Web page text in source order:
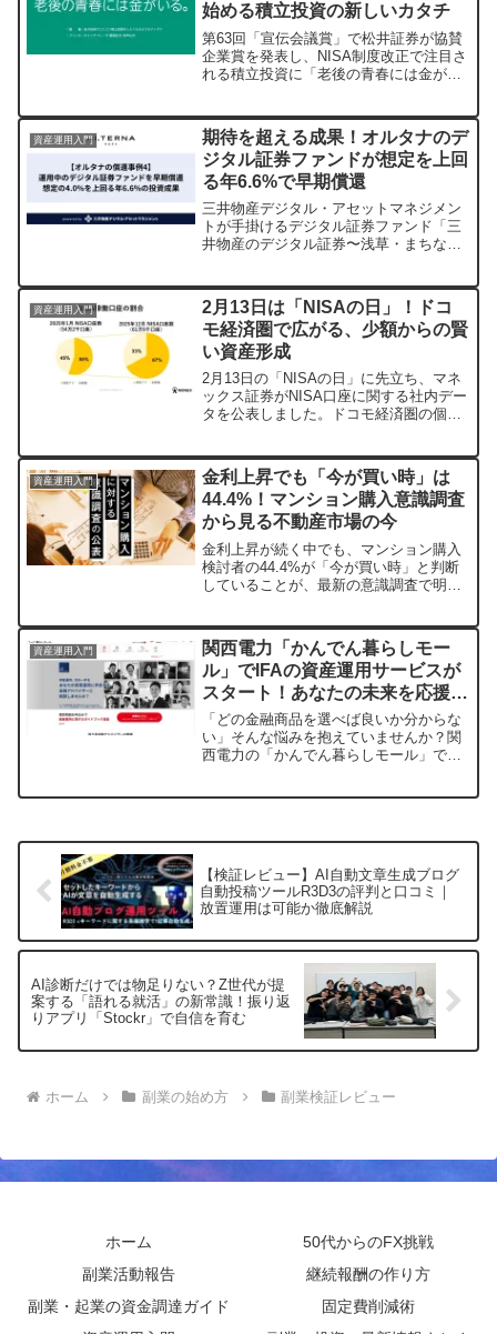
始める積立投資の新しいカタチ
第63回「宣伝会議賞」で松井証券が協賛
企業賞を発表し、NISA制度改正で注目さ
れる積立投資に「老後の青春には金がい
ブな資産形成の考え方と、松井証券が提
供する手軽でお得な積立投資サービスに
ついて詳しくご紹介します。
資産運用入門
期待を超える成果！オルタナのデ
ジタル証券ファンドが想定を上回
る年6.6%で早期償還
三井物産デジタル・アセットマネジメン
トが手掛けるデジタル証券ファンド「三
井物産のデジタル証券〜浅草・まちなか
た。スマートフォンで手軽に始められる
個人向け資産運用サービス
「ALTERNA（オルタナ）」は、デジタル
証券を活用し、安定的な資産形成をサポ
ートします。
資産運用入門
2月13日は「NISAの日」！ドコ
モ経済圏で広がる、少額からの賢
い資産形成
2月13日の「NISAの日」に先立ち、マネ
ックス証券がNISA口座に関する社内デー
タを公表しました。ドコモ経済圏の個人
の実態とマネックス証券の魅力的なサー
ビスをご紹介します。
資産運用入門
金利上昇でも「今が買い時」は
44.4%！マンション購入意識調査
から見る不動産市場の今
金利上昇が続く中でも、マンション購入
検討者の44.4%が「今が買い時」と判断
していることが、最新の意識調査で明ら
間見えます。
資産運用入門
関西電力「かんでん暮らしモー
ル」でIFAの資産運用サービスが
スタート！あなたの未来を応援す
るオーダーメイド提案の魅力とは
「どの金融商品を選べば良いか分からな
い」そんな悩みを抱えていませんか？関
西電力の「かんでん暮らしモール」で、
て資産形成を始められる魅力をご紹介し
【検証レビュー】AI自動文章生成ブログ
自動投稿ツールR3D3の評判と口コミ｜
放置運用は可能か徹底解説
AI診断だけでは物足りない？Z世代が提
案する「語れる就活」の新常識！振り返
りアプリ「Stockr」で自信を育む
ホーム 副業の始め方 副業検証レビュー
ホーム
50代からのFX挑戦
副業活動報告
継続報酬の作り方
副業・起業の資金調達ガイド
固定費削減術